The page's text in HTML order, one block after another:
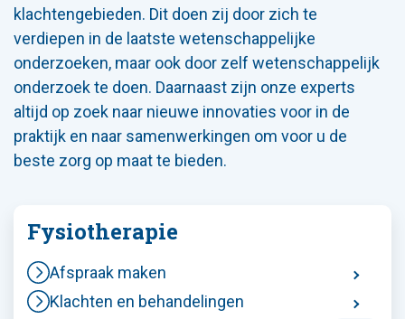
klachtengebieden. Dit doen zij door zich te
verdiepen in de laatste wetenschappelijke
onderzoeken, maar ook door zelf wetenschappelijk
onderzoek te doen. Daarnaast zijn onze experts
altijd op zoek naar nieuwe innovaties voor in de
praktijk en naar samenwerkingen om voor u de
beste zorg op maat te bieden.
Fysiotherapie
Afspraak maken
Klachten en behandelingen